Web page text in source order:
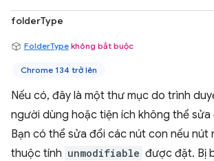
folderType
FolderType không bắt buộc
Chrome 134 trở lên
Nếu có, đây là một thư mục do trình
người dùng hoặc tiện ích không thể sửa
Bạn có thể sửa đổi các nút con nếu nút
thuộc tính unmodifiable được đặt. Bị